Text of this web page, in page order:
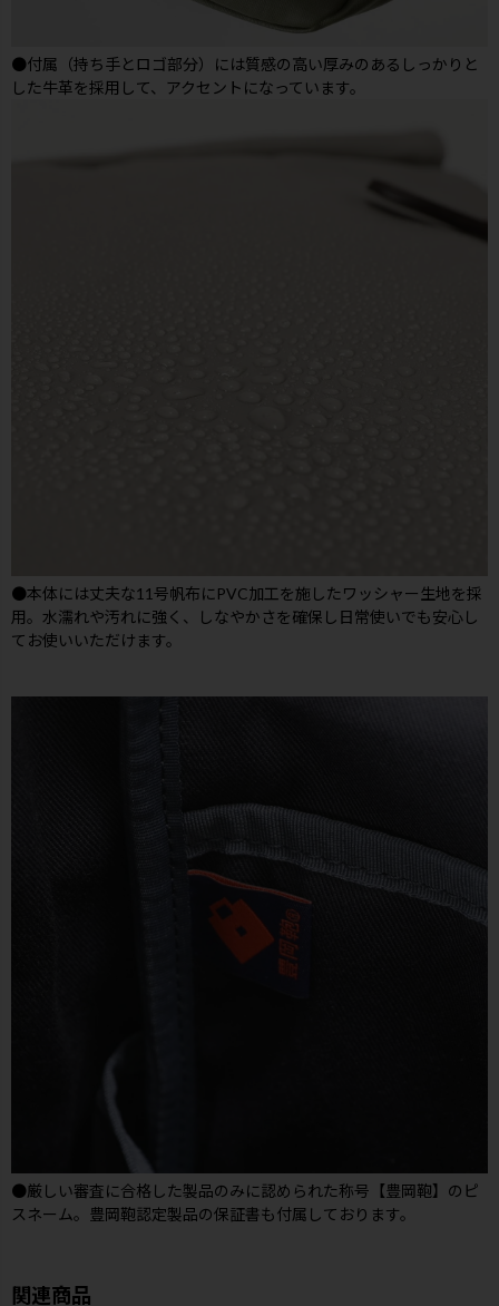
●付属（持ち手とロゴ部分）には質感の高い厚みのあるしっかりと
した牛革を採用して、アクセントになっています。
●本体には丈夫な11号帆布にPVC加工を施したワッシャー生地を採
用。水濡れや汚れに強く、しなやかさを確保し日常使いでも安心し
てお使いいただけます。
●厳しい審査に合格した製品のみに認められた称号【豊岡鞄】のピ
スネーム。豊岡鞄認定製品の保証書も付属しております。